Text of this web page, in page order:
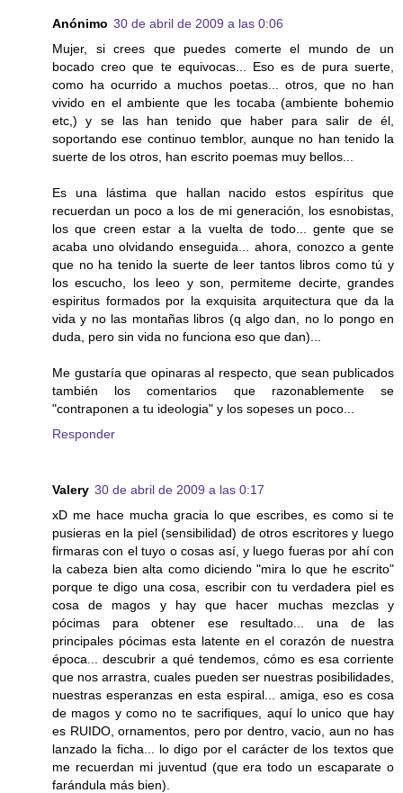
Anónimo 30 de abril de 2009 a las 0:06
Mujer, si crees que puedes comerte el mundo de un
bocado creo que te equivocas... Eso es de pura suerte,
como ha ocurrido a muchos poetas... otros, que no han
vivido en el ambiente que les tocaba (ambiente bohemio
etc,) y se las han tenido que haber para salir de él,
soportando ese continuo temblor, aunque no han tenido la
suerte de los otros, han escrito poemas muy bellos...
Es una lástima que hallan nacido estos espíritus que
recuerdan un poco a los de mi generación, los esnobistas,
los que creen estar a la vuelta de todo... gente que se
acaba uno olvidando enseguida... ahora, conozco a gente
que no ha tenido la suerte de leer tantos libros como tú y
los escucho, los leeo y son, permiteme decirte, grandes
espiritus formados por la exquisita arquitectura que da la
vida y no las montañas libros (q algo dan, no lo pongo en
duda, pero sin vida no funciona eso que dan)...
Me gustaría que opinaras al respecto, que sean publicados
también los comentarios que razonablemente se
"contraponen a tu ideologia" y los sopeses un poco...
Responder
Valery 30 de abril de 2009 a las 0:17
xD me hace mucha gracia lo que escribes, es como si te
pusieras en la piel (sensibilidad) de otros escritores y luego
firmaras con el tuyo o cosas así, y luego fueras por ahí con
la cabeza bien alta como diciendo "mira lo que he escrito"
porque te digo una cosa, escribir con tu verdadera piel es
cosa de magos y hay que hacer muchas mezclas y
pócimas para obtener ese resultado... una de las
principales pócimas esta latente en el corazón de nuestra
época... descubrir a qué tendemos, cómo es esa corriente
que nos arrastra, cuales pueden ser nuestras posibilidades,
nuestras esperanzas en esta espiral... amiga, eso es cosa
de magos y como no te sacrifiques, aquí lo unico que hay
es RUIDO, ornamentos, pero por dentro, vacio, aun no has
lanzado la ficha... lo digo por el carácter de los textos que
me recuerdan mi juventud (que era todo un escaparate o
farándula más bien).